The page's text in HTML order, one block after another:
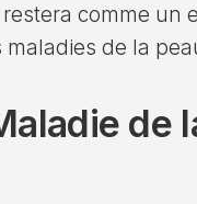
comme un
de la
de